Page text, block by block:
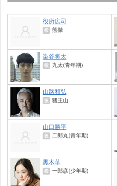
役所広司
役 熊徹
染谷将太
役 九太(青年期)
山路和弘
役 猪王山
山口勝平
役 二郎丸(青年期)
黒木華
役 一郎彦(少年期)